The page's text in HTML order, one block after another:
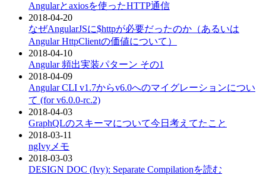
Angularとaxiosを使ったHTTP通信
2018-04-20
なぜAngularJSに$httpが必要だったのか（あるいは
Angular HttpClientの価値について）
2018-04-10
Angular 頻出実装パターン その1
2018-04-09
Angular CLI v1.7からv6.0へのマイグレーションについ
て (for v6.0.0-rc.2)
2018-04-03
GraphQLのスキーマについて今日考えてたこと
2018-03-11
ngIvyメモ
2018-03-03
DESIGN DOC (Ivy): Separate Compilationを読む